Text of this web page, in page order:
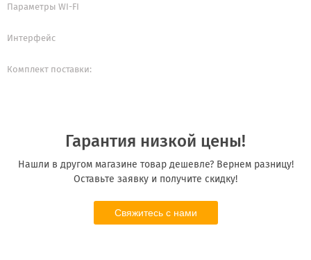
Параметры WI-FI
Интерфейс
Комплект поставки:
Гарантия низкой цены!
Нашли в другом магазине товар дешевле? Вернем разницу!
Оставьте заявку и получите скидку!
Свяжитесь с нами